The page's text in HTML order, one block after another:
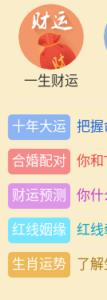
一生财运
十年大运 把握
合婚配对 你和
财运预测 你什
红线姻缘 红线
生肖运势 了